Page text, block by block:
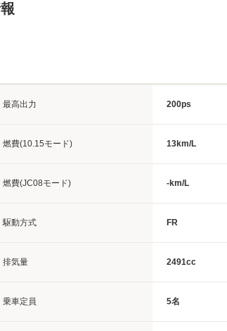
最高出力 200ps
燃費(10.15モード) 13km/L
燃費(JC08モード) -km/L
駆動方式 FR
排気量 2491cc
乗車定員 5名